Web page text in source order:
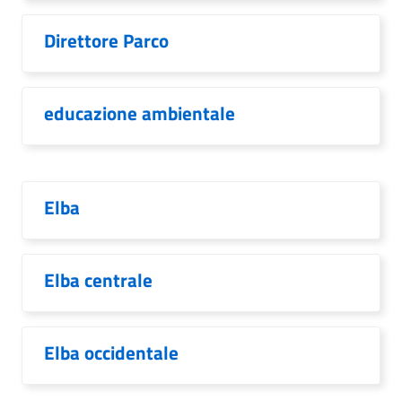
Direttore Parco
educazione ambientale
Elba
Elba centrale
Elba occidentale